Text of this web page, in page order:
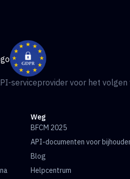
serviceprovider voor het
Weg
BFCM 2025
API-documenten voor
Blog
Helpcentrum